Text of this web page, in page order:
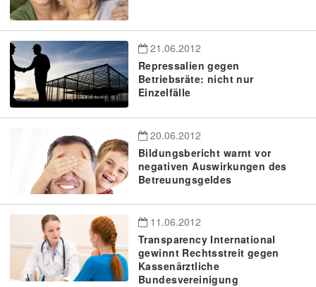
21.06.2012
Repressalien gegen
Betriebsräte: nicht nur
Einzelfälle
20.06.2012
Bildungsbericht warnt vor
negativen Auswirkungen des
Betreuungsgeldes
11.06.2012
Transparency International
gewinnt Rechtsstreit gegen
Kassenärztliche
Bundesvereinigung